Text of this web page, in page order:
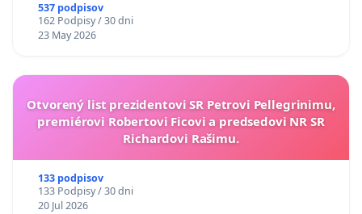
537 podpisov
162 Podpisy / 30 dni
23 May 2026
Otvorený list prezidentovi SR Petrovi Pellegrinimu,
premiérovi Robertovi Ficovi a predsedovi NR SR
Richardovi Rašimu.
133 podpisov
133 Podpisy / 30 dni
20 Jul 2026